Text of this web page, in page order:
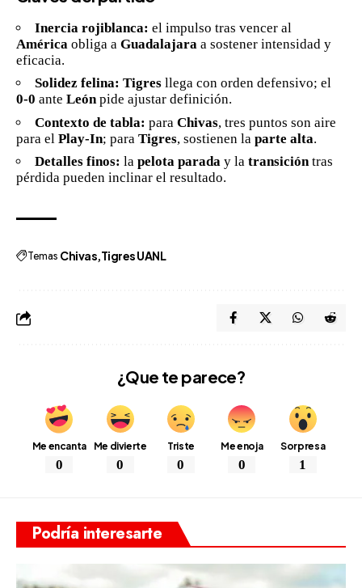
Inercia rojiblanca: el impulso tras vencer al
América obliga a Guadalajara a sostener intensidad y
eficacia.
Solidez felina: Tigres llega con orden defensivo; el
0-0 ante Leónpide ajustar definición.
Contexto de tabla: para Chivas, tres puntos son aire
para el Play-In; para Tigres, sostienen la parte alta.
Detalles finos: la pelota parada y la transicióntras
pérdida pueden inclinar el resultado.
Temas Chivas Tigres UANL
¿Que te parece?
Me encanta
0
Me divierte
0
Triste
0
Me enoja
0
Sorpresa
1
Podría interesarte